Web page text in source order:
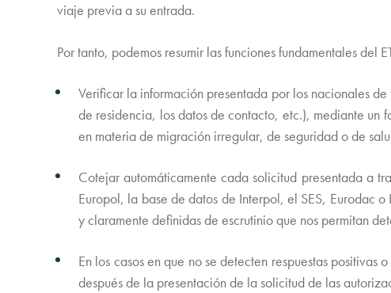
viaje previa a su entrada.
Por tanto, podemos resumir las funciones fundamentales del
Verificar la información presentada por los nacionales
de residencia, los datos de contacto, etc.), mediante un
en materia de migración irregular, de seguridad o de
Cotejar automáticamente cada solicitud presentada a
Europol, la base de datos de Interpol, el SES, Eurodac
y claramente definidas de escrutinio que nos permitan
En los casos en que no se detecten respuestas
después de la presentación de la solicitud de las